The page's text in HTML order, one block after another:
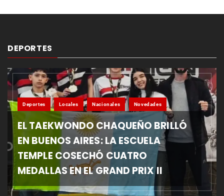
DEPORTES
Deportes Locales Nacionales Novedades
EL TAEKWONDO CHAQUEÑO BRILLÓ
EN BUENOS AIRES: LA ESCUELA
TEMPLE COSECHÓ CUATRO
MEDALLAS EN EL GRAND PRIX II